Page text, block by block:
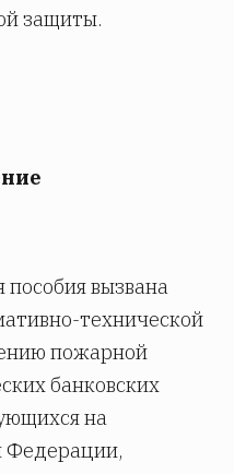
защиты.
вызвана
технической
пожарной
банковских
на
Федерации,